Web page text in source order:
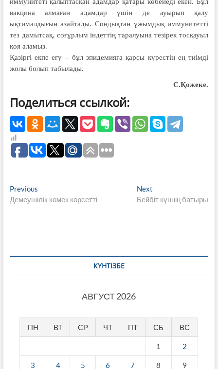
вакцина алмаған адамдар үшін де ауырып қалу
ықтималдығын азайтады. Сондықтан ұжымдық иммунитетті
тез дамытсақ, соғұрлым індеттің таралуына тезірек тосқауыл
қоя аламыз.
Қазіргі екпе егу – бұл эпидемияға қарсы күрестің ең тиімді
жолы болып табылады.
С.Қожеке.
Поделиться ссылкой:
Навигация
по
PreviousPrevious
post:
Демеушілік көмек көрсетті
Next
post:
Бейбіт күннің батыры
КҮНТІЗБЕ
АВГУСТ 2026
ПН ВТ СР ЧТ ПТ СБ ВС
1 2
3 4 5 6 7 8 9